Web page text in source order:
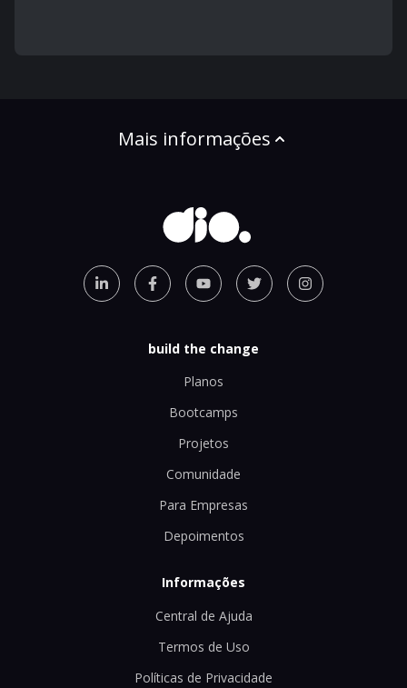
Mais informações
build the change
Planos
Bootcamps
Projetos
Comunidade
Para Empresas
Depoimentos
Informações
Central de Ajuda
Termos de Uso
Políticas de Privacidade